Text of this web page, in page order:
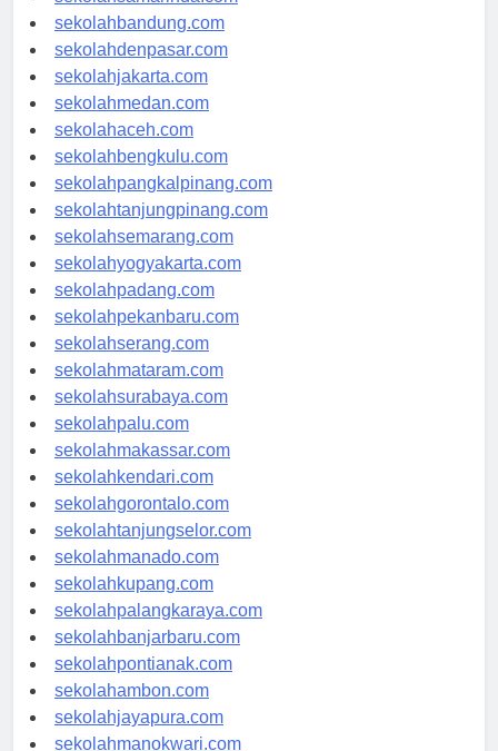
sekolahsamarinda.com
sekolahbandung.com
sekolahdenpasar.com
sekolahjakarta.com
sekolahmedan.com
sekolahaceh.com
sekolahbengkulu.com
sekolahpangkalpinang.com
sekolahtanjungpinang.com
sekolahsemarang.com
sekolahyogyakarta.com
sekolahpadang.com
sekolahpekanbaru.com
sekolahserang.com
sekolahmataram.com
sekolahsurabaya.com
sekolahpalu.com
sekolahmakassar.com
sekolahkendari.com
sekolahgorontalo.com
sekolahtanjungselor.com
sekolahmanado.com
sekolahkupang.com
sekolahpalangkaraya.com
sekolahbanjarbaru.com
sekolahpontianak.com
sekolahambon.com
sekolahjayapura.com